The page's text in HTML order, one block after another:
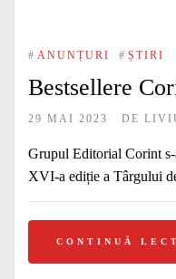
# ANUNȚURI # ȘTIRI
Bestsellere
29 MAI 2023 DE
Grupul Editorial Corint
XVI-a ediție a Târgului
CONTINUĂ